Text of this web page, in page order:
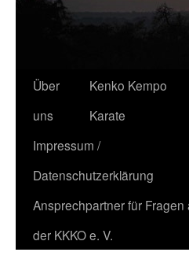
Zum
Inhalt
springen
Über
uns
Kenko Kempo
Karate
Impressum /
Datenschutzerklärung
Ansprechpartner für
der KKKO e. V.